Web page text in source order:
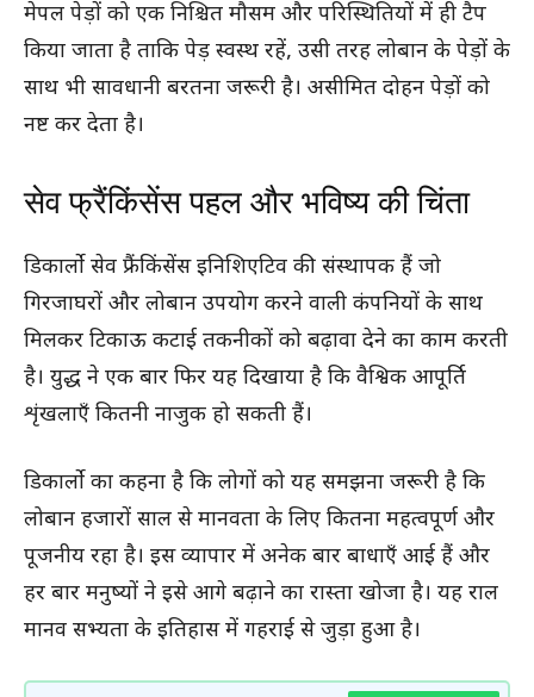
मेपल पेड़ों को एक निश्चित मौसम और परिस्थितियों में ही टैप
किया जाता है ताकि पेड़ स्वस्थ रहें, उसी तरह लोबान के पेड़ों के
साथ भी सावधानी बरतना जरूरी है। असीमित दोहन पेड़ों को
नष्ट कर देता है।
सेव फ्रैंकिंसेंस पहल और भविष्य की चिंता
डिकार्लो सेव फ्रैंकिंसेंस इनिशिएटिव की संस्थापक हैं जो
गिरजाघरों और लोबान उपयोग करने वाली कंपनियों के साथ
मिलकर टिकाऊ कटाई तकनीकों को बढ़ावा देने का काम करती
है। युद्ध ने एक बार फिर यह दिखाया है कि वैश्विक आपूर्ति
शृंखलाएँ कितनी नाजुक हो सकती हैं।
डिकार्लो का कहना है कि लोगों को यह समझना जरूरी है कि
लोबान हजारों साल से मानवता के लिए कितना महत्वपूर्ण और
पूजनीय रहा है। इस व्यापार में अनेक बार बाधाएँ आई हैं और
हर बार मनुष्यों ने इसे आगे बढ़ाने का रास्ता खोजा है। यह राल
मानव सभ्यता के इतिहास में गहराई से जुड़ा हुआ है।